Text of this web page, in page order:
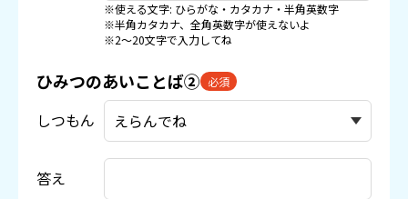
※使える文字: ひらがな・カタカナ・半角英数字
※半角カタカナ、全角英数字が使えないよ
※2〜20文字で入力してね
ひみつのあいことば② 必須
しつもん
答え